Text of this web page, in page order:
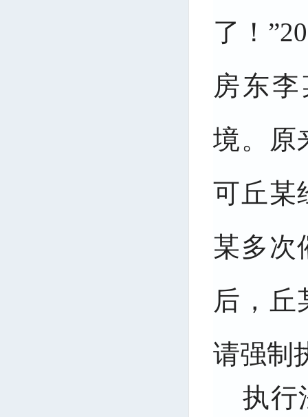
了！
房东
境。原
可丘某
某多次
后，丘
请强制
执行